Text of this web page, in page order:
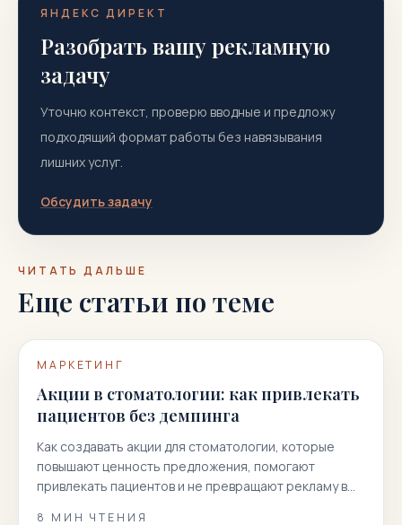
ЯНДЕКС ДИРЕКТ
Разобрать вашу рекламную
задачу
Уточню контекст, проверю вводные и предложу
подходящий формат работы без навязывания
лишних услуг.
Обсудить задачу
ЧИТАТЬ ДАЛЬШЕ
Еще статьи по теме
МАРКЕТИНГ
Акции в стоматологии: как привлекать
пациентов без демпинга
Как создавать акции для стоматологии, которые
повышают ценность предложения, помогают
привлекать пациентов и не превращают рекламу в
8 МИН ЧТЕНИЯ